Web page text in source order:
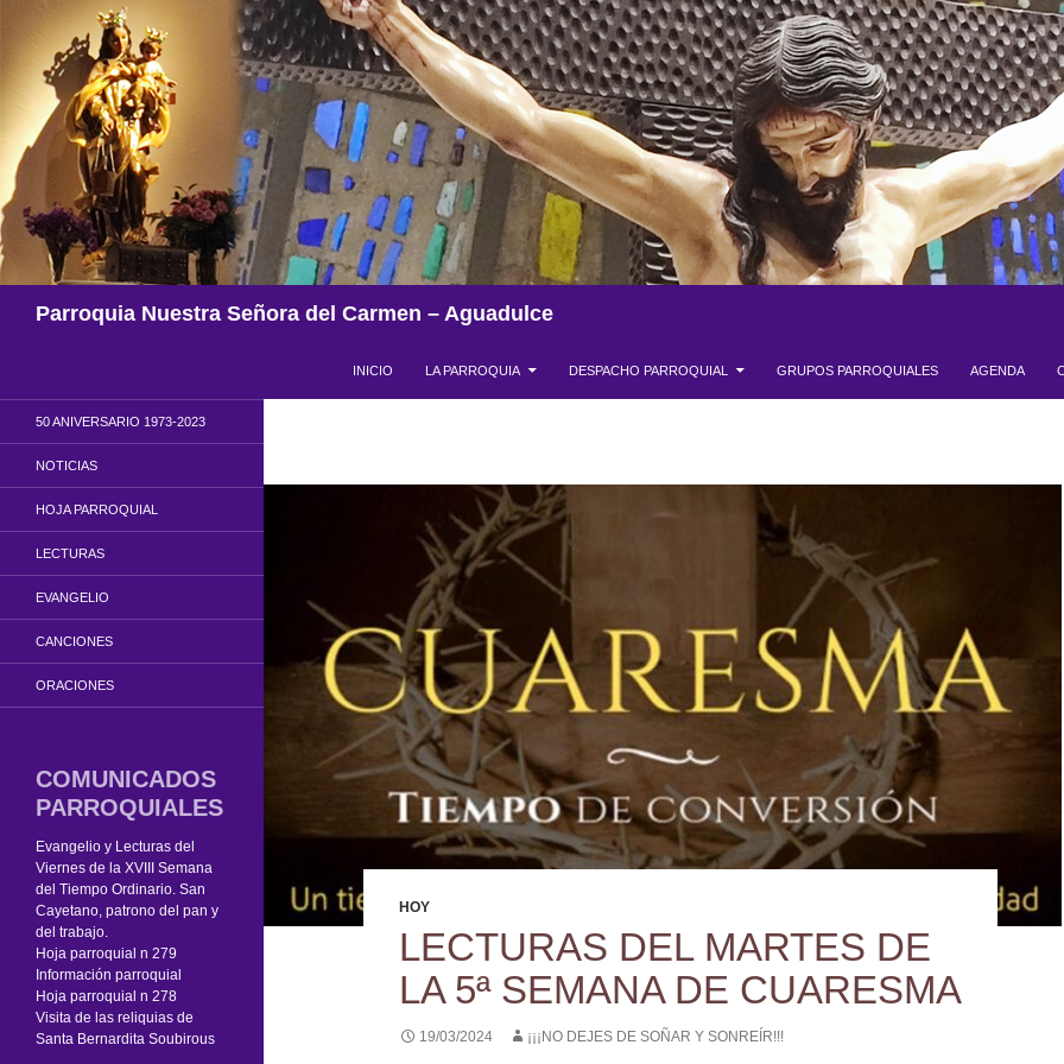
contenido
Parroquia Nuestra Señora del Carmen – Aguadulce
INICIO LA PARROQUIA DESPACHO PARROQUIAL GRUPOS PARROQUIALES AGENDA
HOY
LECTURAS DEL MARTES DE
LA 5ª SEMANA DE CUARESMA
19/03/2024 ¡¡¡NO DEJES DE SOÑAR Y SONREÍR!!!
50 ANIVERSARIO 1973-2023
NOTICIAS
HOJA PARROQUIAL
LECTURAS
EVANGELIO
CANCIONES
ORACIONES
COMUNICADOS
PARROQUIALES
Evangelio y Lecturas del
Viernes de la XVIII Semana
del Tiempo Ordinario. San
Cayetano, patrono del pan y
del trabajo.
Hoja parroquial n 279
Información parroquial
Hoja parroquial n 278
Visita de las reliquias de
Santa Bernardita Soubirous